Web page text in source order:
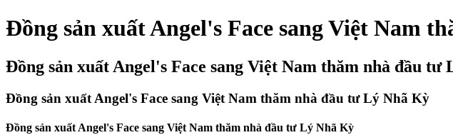
Đồng sản xuất Angel's Face sang Việt Nam
Đồng sản xuất Angel's Face sang Việt Nam thăm nhà đầu tư
Đồng sản xuất Angel's Face sang Việt Nam thăm nhà đầu tư Lý Nhã Kỳ
Đồng sản xuất Angel's Face sang Việt Nam thăm nhà đầu tư Lý Nhã Kỳ